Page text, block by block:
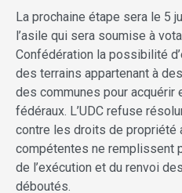
La prochaine étape sera le 5
l’asile qui sera soumise à
Confédération la possibilité
des terrains appartenant à
des communes pour acquérir
fédéraux. L’UDC refuse
contre les droits de propriété
compétentes ne remplissent
de l’exécution et du renvoi
déboutés.